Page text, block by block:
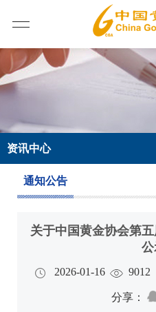
资讯中心
通知公告
关于中国黄金协会第
2026-01-16 9012
分享：